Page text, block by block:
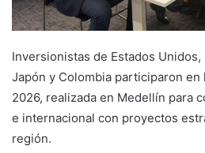
Inversionistas de Estados Unidos,
Japón y Colombia participaron en
2026, realizada en Medellín para
e internacional con proyectos
región.